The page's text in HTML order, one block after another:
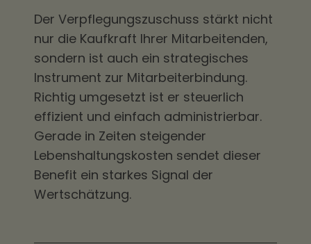
Der Verpflegungszuschuss stärkt nicht
nur die Kaufkraft Ihrer Mitarbeitenden,
sondern ist auch ein strategisches
Instrument zur Mitarbeiterbindung.
Richtig umgesetzt ist er steuerlich
effizient und einfach administrierbar.
Gerade in Zeiten steigender
Lebenshaltungskosten sendet dieser
Benefit ein starkes Signal der
Wertschätzung.